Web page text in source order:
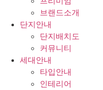
브랜드소개
단지안내
단지배치도
커뮤니티
세대안내
타입안내
인테리어